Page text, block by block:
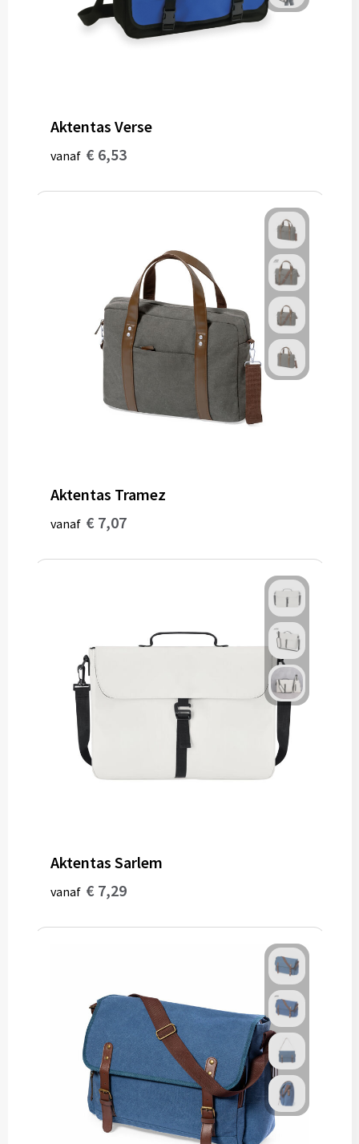
Aktentas Verse
vanaf € 6,53
Aktentas Tramez
vanaf € 7,07
Aktentas Sarlem
vanaf € 7,29